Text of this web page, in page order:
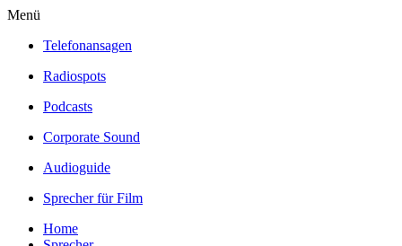
Menü
Telefonansagen
Radiospots
Podcasts
Corporate Sound
Audioguide
Sprecher für Film
Home